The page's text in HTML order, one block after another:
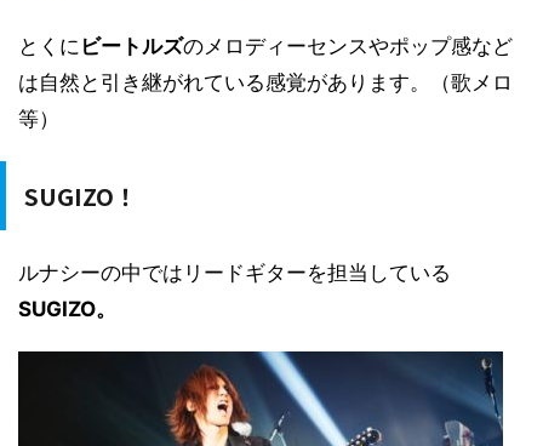
とくに ビートルズのメロディーセンスやポップ感など
は自然と引き継がれている感覚があります。（歌メロ
等）
SUGIZO！
ルナシーの中ではリードギターを担当している
SUGIZO。